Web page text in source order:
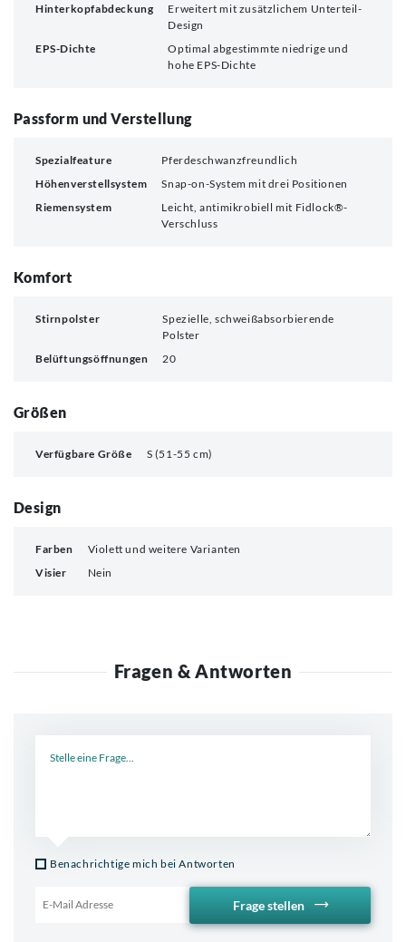
Hinterkopfabdeckung
Erweitert mit zusätzlichem Unterteil-
Design
EPS-Dichte
Optimal abgestimmte niedrige und
hohe EPS-Dichte
Passform und Verstellung
Spezialfeature
Pferdeschwanzfreundlich
Höhenverstellsystem
Snap-on-System mit drei Positionen
Riemensystem
Leicht, antimikrobiell mit Fidlock®-
Verschluss
Komfort
Stirnpolster
Spezielle, schweißabsorbierende
Polster
Belüftungsöffnungen
20
Größen
Verfügbare Größe S (51-55 cm)
Design
Farben
Violett und weitere Varianten
Visier
Nein
Fragen & Antworten
Benachrichtige mich bei Antworten
Frage stellen